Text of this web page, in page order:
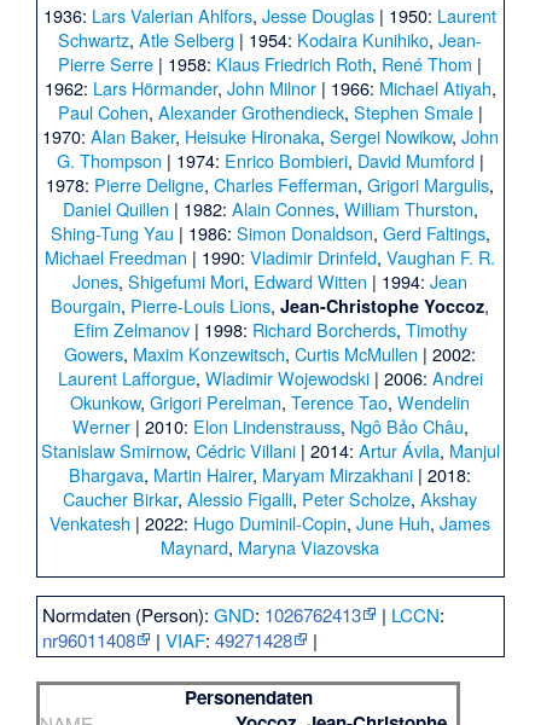
1936: Lars Valerian Ahlfors,Jesse Douglas | 1950: Laurent
Schwartz,Atle Selberg | 1954: Kodaira Kunihiko,Jean-
Pierre Serre | 1958: Klaus Friedrich Roth, René Thom |
1962: Lars Hörmander, John Milnor| 1966: Michael Atiyah,
Paul Cohen, Alexander Grothendieck, Stephen Smale|
1970: Alan Baker, Heisuke Hironaka, Sergei Nowikow, John
G. Thompson | 1974: Enrico Bombieri, David Mumford|
1978: Pierre Deligne,Charles Fefferman,Grigori Margulis,
Daniel Quillen | 1982: Alain Connes, William Thurston,
Shing-Tung Yau | 1986: Simon Donaldson, Gerd Faltings,
Michael Freedman | 1990:Vladimir Drinfeld,Vaughan F. R.
Jones,Shigefumi Mori, Edward Witten | 1994:Jean
Bourgain, Pierre-Louis Lions,Jean-Christophe Yoccoz,
Efim Zelmanov| 1998: Richard Borcherds, Timothy
Gowers, Maxim Konzewitsch,Curtis McMullen | 2002:
Laurent Lafforgue, Wladimir Wojewodski| 2006: Andrei
Okunkow,Grigori Perelman,Terence Tao,Wendelin
Werner| 2010: Elon Lindenstrauss, Ngô Bảo Châu,
Stanislaw Smirnow, Cédric Villani| 2014: Artur Ávila, Manjul
Bhargava, Martin Hairer, Maryam Mirzakhani | 2018:
Caucher Birkar,Alessio Figalli, Peter Scholze,Akshay
Venkatesh | 2022: Hugo Duminil-Copin,June Huh,James
Maynard, Maryna Viazovska
Normdaten (Person):GND: 1026762413 | LCCN:
nr96011408
|VIAF:49271428 |
Personendaten